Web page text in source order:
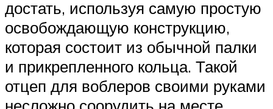
достать, используя самую простую
освобождающую конструкцию,
которая состоит из обычной палки
и прикрепленного кольца. Такой
отцеп для воблеров своими руками